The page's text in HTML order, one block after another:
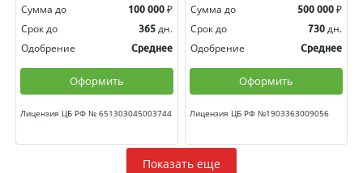
Сумма до 100 000 ₽
Срок до
365 дн.
Одобрение
Среднее
Оформить
Лицензия ЦБ РФ № 651303045003744
Сумма до 500 000 ₽
Срок до
730 дн.
Одобрение
Среднее
Оформить
Лицензия ЦБ РФ №1903363009056
Показать еще